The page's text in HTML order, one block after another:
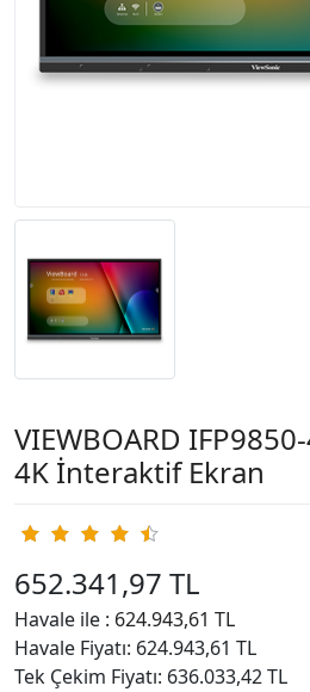
VIEWBOARD
4K İnteraktif Ekran
652.341,97 TL
Havale ile : 624.943,61 TL
Havale Fiyatı: 624.943,61 TL
Tek Çekim Fiyatı: 636.033,42 TL